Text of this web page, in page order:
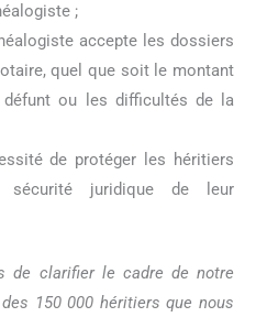
;
accepte les dossiers
quel que soit le montant
défunt ou les difficultés de la
de protéger les héritiers
juridique de leur
de clarifier le cadre de notre
150 000 héritiers que nous